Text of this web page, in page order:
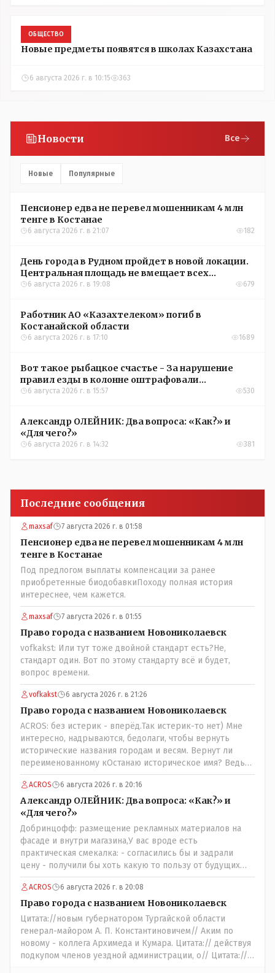
ОБЩЕСТВО
Новые предметы появятся в школах Казахстана
6 августа 2026 г. в 10:15 363
Новости Все
Новые Популярные
Пенсионер едва не перевел мошенникам 4 млн
тенге в Костанае
6 августа 2026 г. в 21:07 182
День города в Рудном пройдет в новой локации.
Центральная площадь не вмещает всех
желающих
6 августа 2026 г. в 19:08 679
Работник АО «Казахтелеком» погиб в
Костанайской области
6 августа 2026 г. в 17:10 1689
Вот такое рыбацкое счастье - За нарушение
правил езды в колонне оштрафовали
участников соревнований в Аркалыке
6 августа 2026 г. в 15:57 530
Александр ОЛЕЙНИК: Два вопроса: «Как?» и
«Для чего?»
6 августа 2026 г. в 14:32 381
Последние сообщения
maxsaf 7 августа 2026 г. в 01:58
Пенсионер едва не перевел мошенникам 4 млн
тенге в Костанае
Под предлогом выплаты компенсации за ранее
приобретенные биодобавкиПоходу полная история
интереснее, чем кажется.
maxsaf 7 августа 2026 г. в 01:55
Право города с названием Новониколаевск
vofkakst: Или тут тоже двойной стандарт есть?Не,
стандарт один. Вот по этому стандарту всё и будет,
вопрос времени.
vofkakst 6 августа 2026 г. в 21:26
Право города с названием Новониколаевск
ACROS: без истерик - вперёд.Так истерик-то нет) Мне
интересно, надрываются, бедолаги, чтобы вернуть
исторические названия городам и весям. Вернут ли
переименованному кОстанаю историческое имя? Ведь
для этого же эти она.. ономасты существуют)) Или тут
тоже двойной стандарт есть?
ACROS 6 августа 2026 г. в 20:16
Александр ОЛЕЙНИК: Два вопроса: «Как?» и
«Для чего?»
Добринцофф: размещение рекламных материалов на
фасаде и внутри магазина,У вас вроде есть
практическая смекалка: - согласились бы и задрали
цену - получили бы хоть какую то пользу от будущих
депутатов, как говориться- с паршивой овцы хоть
шерсти клок, тем более эта тётенька платила бы не со
своего кармана, а с халявных, партийных денег.- думаю
сильно не торговалась бы.
ACROS 6 августа 2026 г. в 20:08
Право города с названием Новониколаевск
Цитата://новым губернатором Тургайской области
генерал-майором А. П. Константиновичем// Аким по
новому - коллега Архимеда и Кумара. Цитата:// действуя
подкупом членов уездной администрации, о// Цитата://